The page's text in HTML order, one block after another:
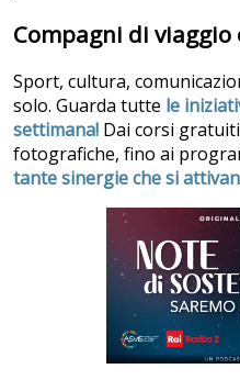
Compagni di
Sport, cultura,
solo. Guarda tutte le
settimana! Dai corsi
fotografiche, fino ai
tante sinergie che si